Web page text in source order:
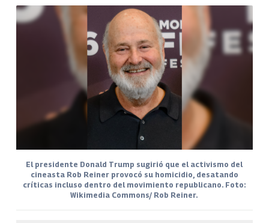
El presidente Donald Trump sugirió que el activismo del
cineasta Rob Reiner provocó su homicidio, desatando
críticas incluso dentro del movimiento republicano. Foto:
Wikimedia Commons/ Rob Reiner.